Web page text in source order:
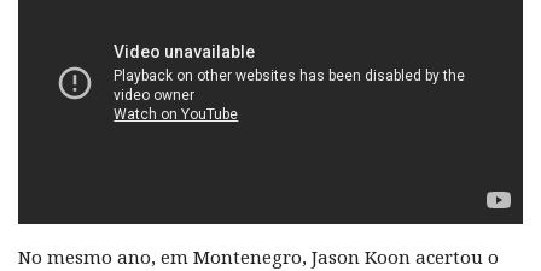
No mesmo ano, em Montenegro, Jason Koon acertou o